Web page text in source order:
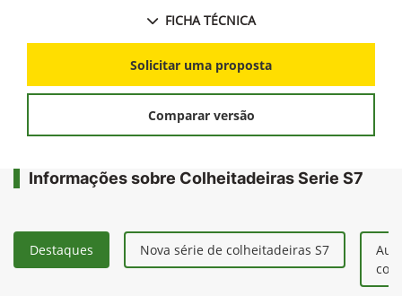
FICHA TÉCNICA
Solicitar uma proposta
Comparar versão
Informações sobre Colheitadeiras Serie S7
Destaques Nova série de colheitadeiras S7